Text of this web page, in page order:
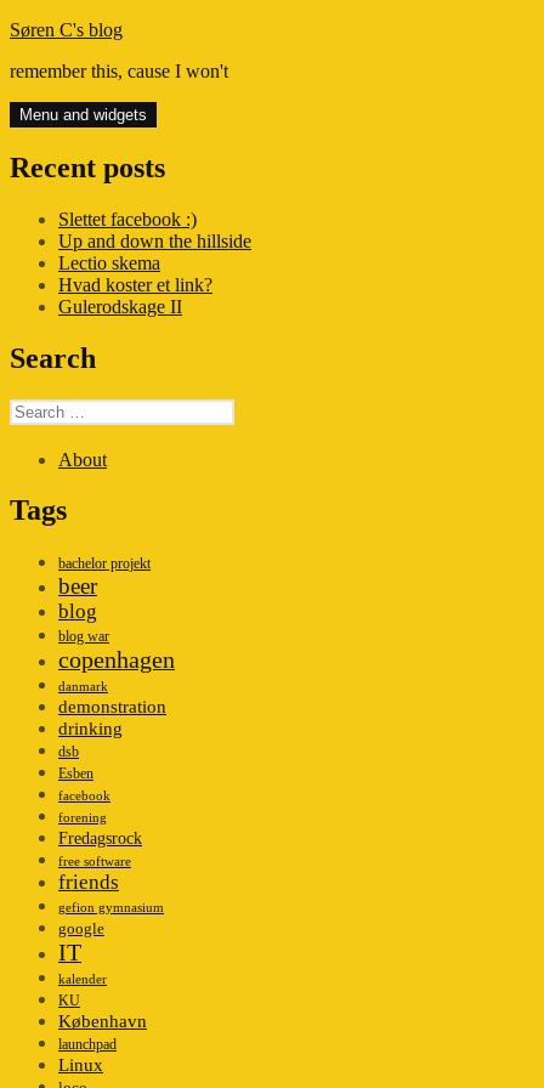
Skip
content
Søren C's blog
remember this, cause I won't
Menu and widgets
Recent posts
Slettet facebook :)
Up and down the hillside
Lectio skema
Hvad koster et link?
Gulerodskage II
Search
Search
for:
About
Tags
bachelor projekt
beer
blog
blog war
copenhagen
danmark
demonstration
drinking
dsb
Esben
facebook
forening
Fredagsrock
free software
friends
gefion gymnasium
google
IT
kalender
KU
København
launchpad
Linux